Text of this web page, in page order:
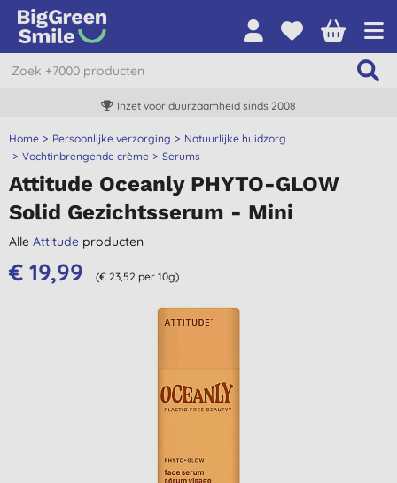
Inzet voor duurzaamheid sinds 2008
Home Persoonlijke verzorging
Natuurlijke huidzorg
Vochtinbrengende crème
Serums
Attitude Oceanly PHYTO-GLOW
Solid Gezichtsserum - Mini
Alle Attitude producten
€ 19,99 (€ 23,52 per 10g)